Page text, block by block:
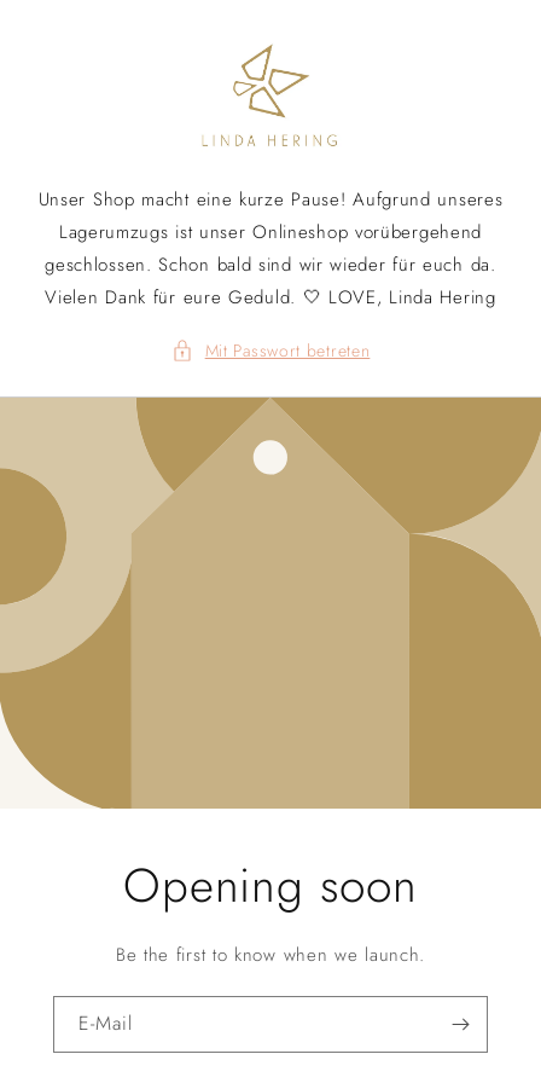
Unser Shop macht eine kurze Pause! Aufgrund unseres
Lagerumzugs ist unser Onlineshop vorübergehend
geschlossen. Schon bald sind wir wieder für euch da.
Vielen Dank für eure Geduld. 🤍 LOVE, Linda Hering
Mit Passwort betreten
Opening soon
Be the first to know when we launch.
E-Mail